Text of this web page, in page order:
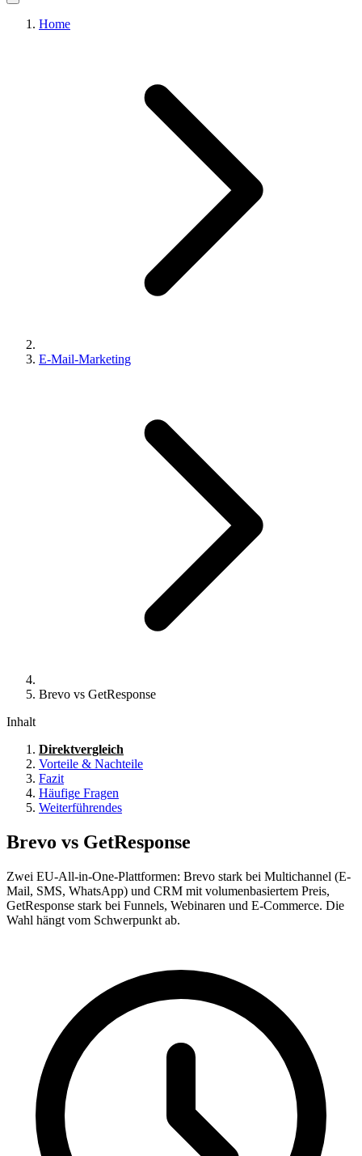
Home
E-Mail-Marketing
Brevo vs GetResponse
Inhalt
Direktvergleich
Vorteile & Nachteile
Fazit
Häufige Fragen
Weiterführendes
Brevo vs GetResponse
Zwei EU-All-in-One-Plattformen: Brevo stark bei Multichannel (E-
Mail, SMS, WhatsApp) und CRM mit volumenbasiertem Preis,
GetResponse stark bei Funnels, Webinaren und E-Commerce. Die
Wahl hängt vom Schwerpunkt ab.